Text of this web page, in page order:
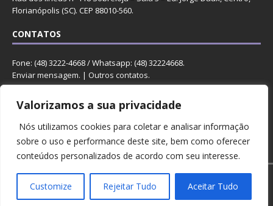
Valorizamos a sua privacidade
Nós utilizamos cookies para coletar e analisar informação
sobre o uso e performance deste site, bem como oferecer
conteúdos personalizados de acordo com seu interesse.
Customize Rejeitar Tudo Aceitar Tudo
Florianópolis (SC). CEP 88010-560.
CONTATOS
Fone: (48) 3222-4668 / Whatsapp: (48) 32224668.
Enviar mensagem. | Outros contatos.
REDES
Copyright © 2023 Sintrajusc.